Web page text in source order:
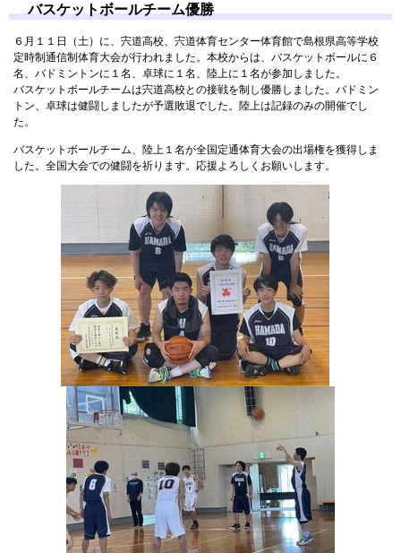
バスケットボールチーム優勝
６月１１日（土）に、宍道高校、宍道体育センター体育館で島根県高等学校
定時制通信制体育大会が行われました。本校からは、バスケットボールに６
名、バドミントンに１名、卓球に１名、陸上に１名が参加しました。
バスケットボールチームは宍道高校との接戦を制し優勝しました。バドミン
トン、卓球は健闘しましたが予選敗退でした。陸上は記録のみの開催でし
た。
バスケットボールチーム、陸上１名が全国定通体育大会の出場権を獲得しま
した。全国大会での健闘を祈ります。応援よろしくお願いします。